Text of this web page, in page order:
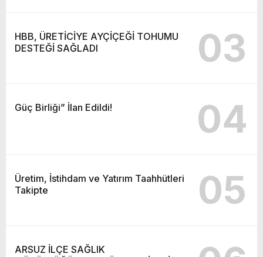
HBB, ÜRETİCİYE AYÇİÇEĞİ TOHUMU
DESTEĞİ SAĞLADI
03
Güç Birliği” İlan Edildi! 04
Üretim, İstihdam ve Yatırım Taahhütleri
Takipte
05
ARSUZ İLÇE SAĞLIK